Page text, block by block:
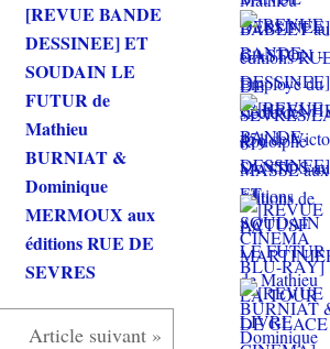
[REVUE BANDE
DESSINEE] ET
SOUDAIN LE
FUTUR de
Mathieu
BURNIAT &
Dominique
MERMOUX aux
éditions RUE DE
SEVRES